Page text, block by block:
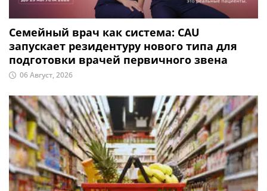
Семейный врач как система: CAU
запускает резидентуру нового типа для
подготовки врачей первичного звена
06 Август, 2026